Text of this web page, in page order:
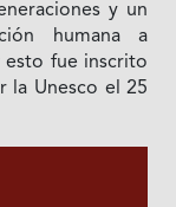
y un
humana a
esto fue inscrito
la Unesco el 25